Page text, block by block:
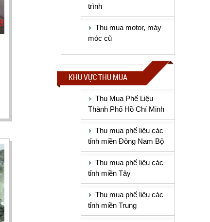
trình
Thu mua motor, máy
móc cũ
KHU VỰC THU MUA
Thu Mua Phế Liệu
Thành Phố Hồ Chí Minh
Thu mua phế liệu các
tỉnh miền Đông Nam Bộ
Thu mua phế liệu các
tỉnh miền Tây
Thu mua phế liệu các
tỉnh miền Trung